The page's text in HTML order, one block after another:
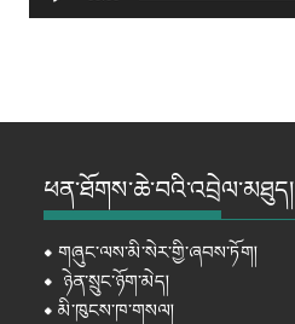
ཕན་ཐོགས་ཆེ་བའི་འབྲེལ་མཐུད།
⦁གཞུང་ལས་མི་སེར་གྱི་ཞབས་ཏོག།
⦁ ཉེན་སྲུང་ཉོག་མེད།
⦁ མི་ཁུངས་ཁ་གསལ།